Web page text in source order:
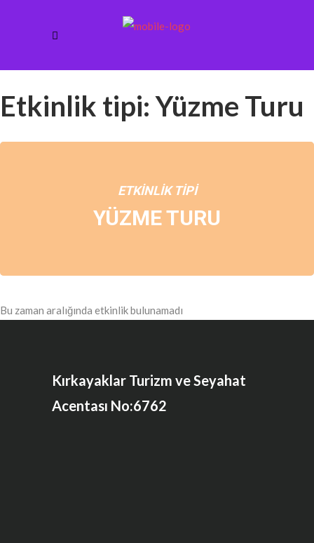
Etkinlik tipi: Yüzme Turu
ETKINLIK TIPI
YÜZME TURU
Bu zaman aralığında etkinlik bulunamadı
Kırkayaklar Turizm ve Seyahat
Acentası No:6762